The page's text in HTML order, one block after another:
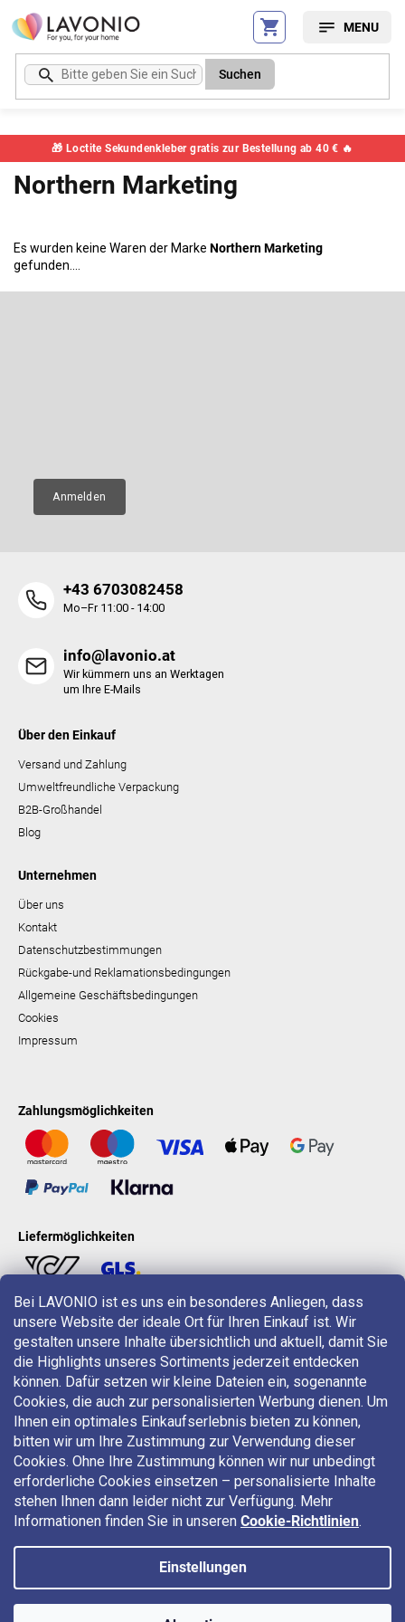
Bei LAVONIO ist es uns ein besonderes Anliegen, dass
unsere Website der ideale Ort für Ihren Einkauf ist. Wir
gestalten unsere Inhalte übersichtlich und aktuell, damit Sie
die Highlights unseres Sortiments jederzeit entdecken
können. Dafür setzen wir kleine Dateien ein, sogenannte
Cookies, die auch zur personalisierten Werbung dienen. Um
Ihnen ein optimales Einkaufserlebnis bieten zu können,
bitten wir um Ihre Zustimmung zur Verwendung dieser
Cookies. Ohne Ihre Zustimmung können wir nur unbedingt
erforderliche Cookies einsetzen – personalisierte Inhalte
stehen Ihnen dann leider nicht zur Verfügung. Mehr
Informationen finden Sie in unseren Cookie-Richtlinien.
Einstellungen
Zum
Inhalt
springen
🎁 Loctite Sekundenkleber gratis zur Bestellung ab 40 € 🔥
Suchen
Northern Marketing
Es wurden keine Waren der Marke Northern Marketing
gefunden....
Anmelden
+43 6703082458
Mo–Fr 11:00 - 14:00
info@lavonio.at
Wir kümmern uns an Werktagen
um Ihre E-Mails
Über den Einkauf
Versand und Zahlung
Umweltfreundliche Verpackung
B2B-Großhandel
Blog
Unternehmen
Über uns
Kontakt
Datenschutzbestimmungen
Rückgabe-und Reklamationsbedingungen
Allgemeine Geschäftsbedingungen
Cookies
Impressum
Zahlungsmöglichkeiten
Liefermöglichkeiten
LAVONIO in der Welt
Für Aktionen, Gewinnspiele und Rabatte folgen Sie uns auf:
Copyright 2026 LAVONIO.at. Alle Rechte vorbehalten.